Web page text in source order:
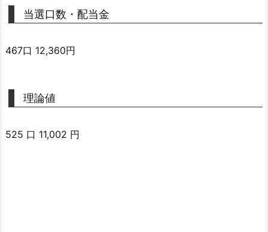
当選口数・配当金
467口 12,360円
理論値
525 口 11,002 円